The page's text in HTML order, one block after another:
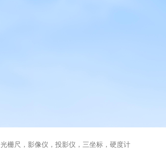
光栅尺，影像仪，投影仪，三坐标，硬度计